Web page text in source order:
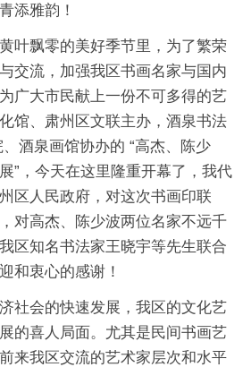
添雅韵！
叶飘零的美好季节里，为了繁荣
交流，加强我区书画名家与国内
广大市民献上一份不可多得的艺
馆、肃州区文联主办，酒泉书法
酒泉画馆协办的 “高杰、陈少
”，今天在这里隆重开幕了，我代
区人民政府，对这次书画印联
对高杰、陈少波两位名家不远千
区知名书法家王晓宇等先生联合
和衷心的感谢！
社会的快速发展，我区的文化艺
的喜人局面。尤其是民间书画艺
来我区交流的艺术家层次和水平